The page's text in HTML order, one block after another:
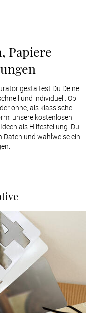
Papiere
gestaltest Du Deine
und individuell. Ob
ohne, als klassische
unsere kostenlosen
als Hilfestellung. Du
Daten und wahlweise ein